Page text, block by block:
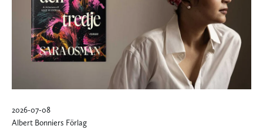
2026-07-08
Albert Bonniers Förlag